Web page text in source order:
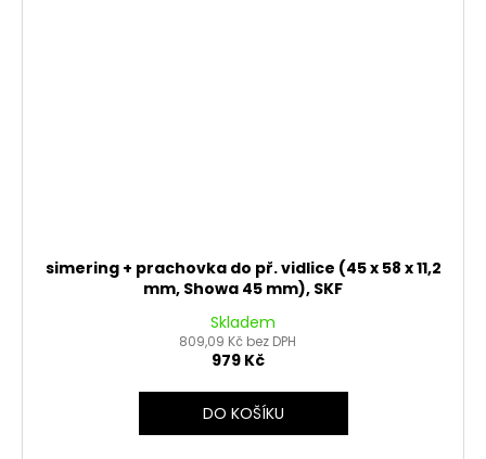
simering + prachovka do př. vidlice (45 x 58 x 11,2
mm, Showa 45 mm), SKF
Skladem
809,09 Kč bez DPH
979 Kč
DO KOŠÍKU